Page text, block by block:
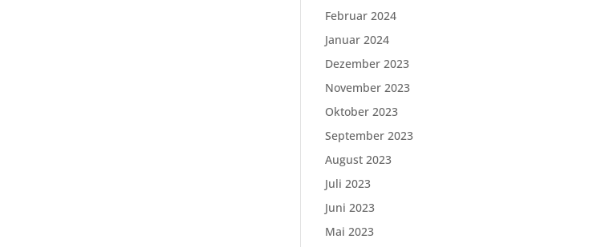
Februar 2024
Januar 2024
Dezember 2023
November 2023
Oktober 2023
September 2023
August 2023
Juli 2023
Juni 2023
Mai 2023